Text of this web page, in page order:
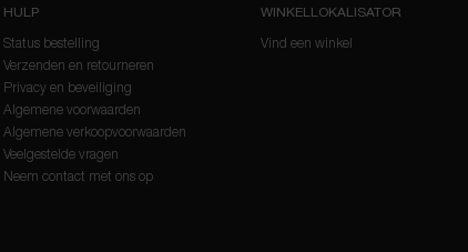
HULP
Status bestelling
Verzenden en retourneren
Privacy en beveiliging
Algemene voorwaarden
Algemene verkoopvoorwaarden
Veelgestelde vragen
Neem contact met ons op
WINKELLOKALISATOR
Vind een winkel